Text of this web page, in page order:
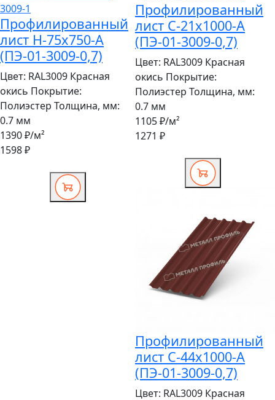
Профилированный
лист Н-75x750-A
(ПЭ-01-3009-0,7)
Цвет: RAL3009 Красная
окись Покрытие:
Полиэстер Толщина, мм:
0.7 мм
1390 ₽/м²
1598 ₽
Профилированный
лист С-21x1000-A
(ПЭ-01-3009-0,7)
Цвет: RAL3009 Красная
окись Покрытие:
Полиэстер Толщина, мм:
0.7 мм
1105 ₽/м²
1271 ₽
Профилированный
лист С-44x1000-A
(ПЭ-01-3009-0,7)
Цвет: RAL3009 Красная